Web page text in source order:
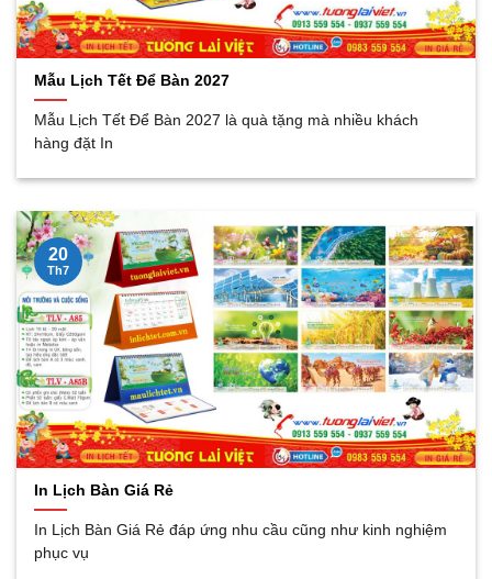
Mẫu Lịch Tết Để Bàn 2027
Mẫu Lịch Tết Để Bàn 2027 là quà tặng mà nhiều khách
hàng đặt In
In Lịch Bàn Giá Rẻ
In Lịch Bàn Giá Rẻ đáp ứng nhu cầu cũng như kinh nghiệm
phục vụ
20
Th7